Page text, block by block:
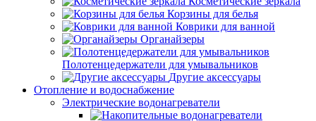
Корзины для белья
Коврики для ванной
Органайзеры
Полотенцедержатели для умывальников
Другие аксессуары
Отопление и водоснабжение
Электрические водонагреватели